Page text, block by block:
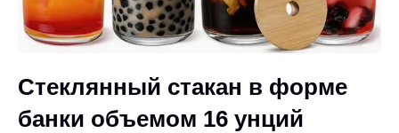
Стеклянный стакан в форме
банки объемом 16 унций